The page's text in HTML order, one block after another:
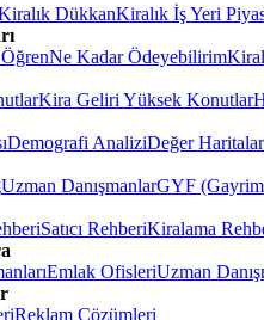
DükkanKiralık İş Yeri
Ne Kadar Ödeyebilirim
Kira Geliri Yüksek Konutlar
Demografi AnaliziDeğer
Uzman DanışmanlarGYF
Satıcı RehberiKiralama
Emlak OfisleriUzman
Reklam Çözümleri